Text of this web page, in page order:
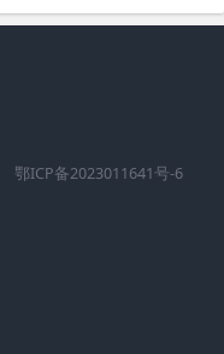
鄂ICP备2023011641号-6